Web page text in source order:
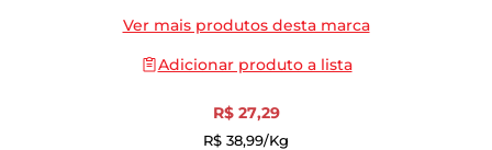
Ver mais produtos desta marca
Adicionar produto a lista
R$ 27,29
R$ 38,99/kg